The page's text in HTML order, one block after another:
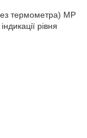
термометра) MP
рівня